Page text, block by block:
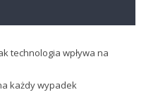
technologia wpływa na
każdy wypadek